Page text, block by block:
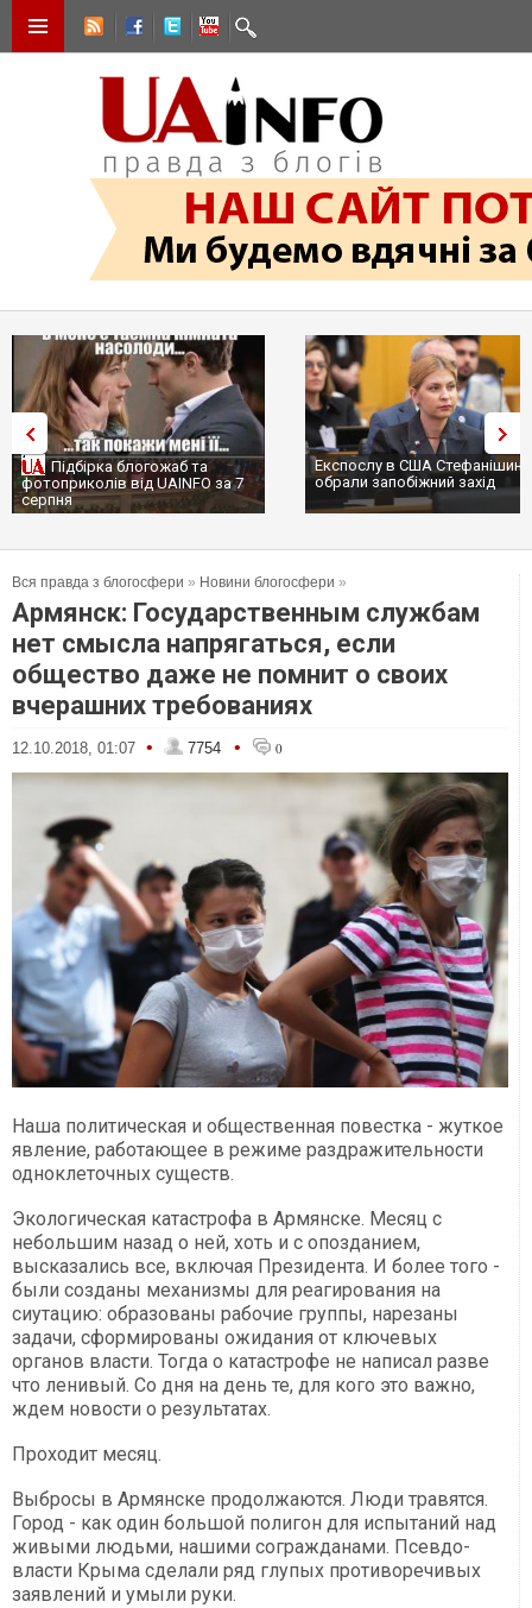
Підбірка блогожаб та
фотоприколів від UAINFO за 7
серпня
Експослу в США
обрали запобіжний захід
Вся правда з блогосфери » Новини блогосфери »
Армянск: Государственным службам
нет смысла напрягаться, если
общество даже не помнит о своих
вчерашних требованиях
12.10.2018, 01:07 • 7754 • 0
Наша политическая и общественная повестка - жуткое
явление, работающее в режиме раздражительности
одноклеточных существ.
Экологическая катастрофа в Армянске. Месяц с
небольшим назад о ней, хоть и с опозданием,
высказались все, включая Президента. И более того -
были созданы механизмы для реагирования на
сиутацию: образованы рабочие группы, нарезаны
задачи, сформированы ожидания от ключевых
органов власти. Тогда о катастрофе не написал разве
что ленивый. Со дня на день те, для кого это важно,
ждем новости о результатах.
Проходит месяц.
Выбросы в Армянске продолжаются. Люди травятся.
Город - как один большой полигон для испытаний над
живыми людьми, нашими согражданами. Псевдо-
власти Крыма сделали ряд глупых противоречивых
заявлений и умыли руки.